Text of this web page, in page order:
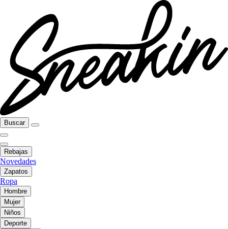
Buscar
Rebajas
Novedades
Zapatos
Ropa
Hombre
Mujer
Niños
Deporte